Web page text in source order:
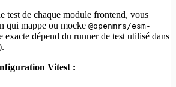
test de chaque module frontend, vous
qui mappe ou mocke @openmrs/esm-
exacte dépend du runner de test utilisé dans
Vitest :